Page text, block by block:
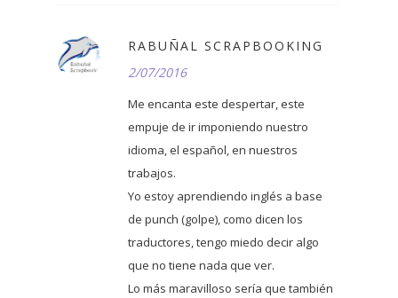
RABUÑAL SCRAPBOOKING
2/07/2016
Me encanta este despertar, este
empuje de ir imponiendo nuestro
idioma, el español, en nuestros
trabajos.
Yo estoy aprendiendo inglés a base
de punch (golpe), como dicen los
traductores, tengo miedo decir algo
que no tiene nada que ver.
Lo más maravilloso sería que también